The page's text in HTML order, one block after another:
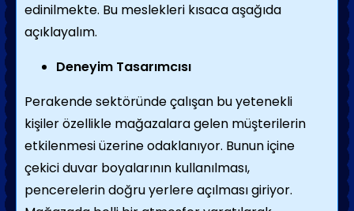
edinilmekte. Bu meslekleri kısaca aşağıda
açıklayalım.
Deneyim Tasarımcısı
Perakende sektöründe çalışan bu yetenekli
kişiler özellikle mağazalara gelen müşterilerin
etkilenmesi üzerine odaklanıyor. Bunun içine
çekici duvar boyalarının kullanılması,
pencerelerin doğru yerlere açılması giriyor.